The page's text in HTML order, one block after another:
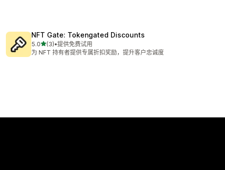
NFT Gate: Tokengated Discounts
5.0星（满分 5 星）
(3)
总共 3 条评论
•提供免费试用
为 NFT 持有者提供专属折扣奖励，提升客户忠诚度